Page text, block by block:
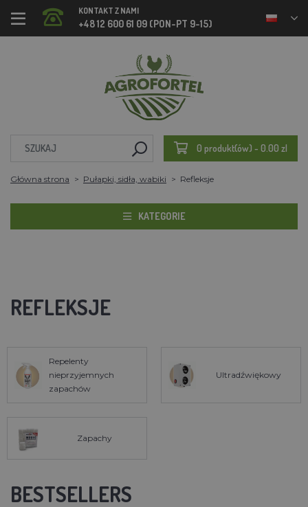
KONTAKT Z NAMI
+48 12 600 61 09 (PON-PT 9-15)
0 produkt(ów) - 0.00 zl
Główna strona Pułapki, sidła, wabiki Refleksje
KATEGORIE
REFLEKSJE
Repelenty
nieprzyjemnych
zapachów
Ultradźwiękowy
Zapachy
BESTSELLERS